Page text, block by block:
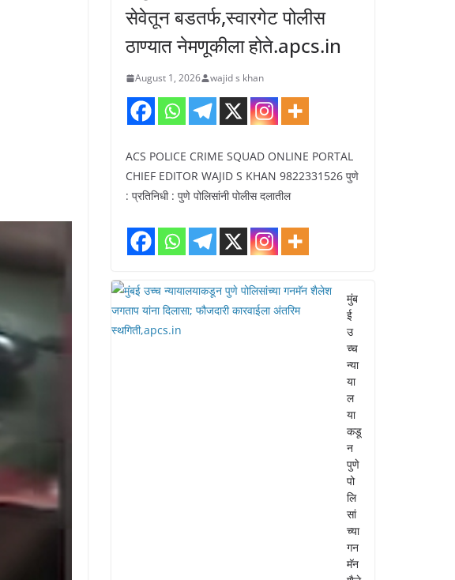
सेवेतून बडतर्फ,स्वारगेट पोलीस
ठाण्यात नेमणूकीला होते.apcs.in
August 1, 2026 wajid s khan
ACS POLICE CRIME SQUAD ONLINE PORTAL
CHIEF EDITOR WAJID S KHAN 9822331526 पुणे
: प्रतिनिधी : पुणे पोलिसांनी पोलीस दलातील
मुंब
ई
उ
च्च
न्या
या
ल
या
कडू
न
पुणे
पो
लि
सां
च्या
गन
मॅन